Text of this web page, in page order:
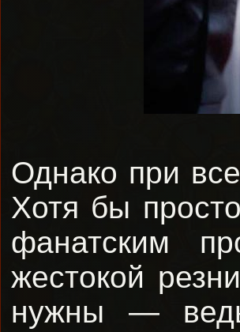
Однако при
Хотя бы
фанатским
жестокой
нужны —